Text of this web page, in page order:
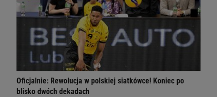
Oficjalnie: Rewolucja w polskiej siatkówce! Koniec po
blisko dwóch dekadach